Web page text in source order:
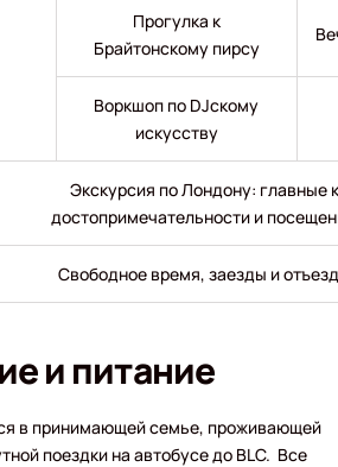
Прогулка к
Брайтонскому пирсу
Воркшоп по DJскому
искусству
Экскурсия по Лондону: главные
достопримечательности и
Свободное время, заезды и
и питание
в принимающей семье, проживающей
поездки на автобусе до BLC. Все